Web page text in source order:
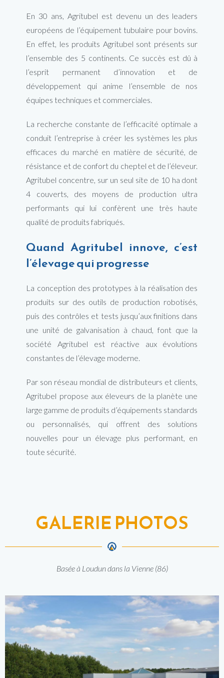
En 30 ans, Agritubel est devenu un des leaders
européens de l’équipement tubulaire pour bovins.
En effet, les produits Agritubel sont présents sur
l’ensemble des 5 continents. Ce succès est dû à
l’esprit permanent d’innovation et de
développement qui anime l’ensemble de nos
équipes techniques et commerciales.
La recherche constante de l’efficacité optimale a
conduit l’entreprise à créer les systèmes les plus
efficaces du marché en matière de sécurité, de
résistance et de confort du cheptel et de l’éleveur.
Agritubel concentre, sur un seul site de 10 ha dont
4 couverts, des moyens de production ultra
performants qui lui confèrent une très haute
qualité de produits fabriqués.
Quand Agritubel innove, c’est
l’élevage qui progresse
La conception des prototypes à la réalisation des
produits sur des outils de production robotisés,
puis des contrôles et tests jusqu’aux finitions dans
une unité de galvanisation à chaud, font que la
société Agritubel est réactive aux évolutions
constantes de l’élevage moderne.
Par son réseau mondial de distributeurs et clients,
Agritubel propose aux éleveurs de la planète une
large gamme de produits d’équipements standards
ou personnalisés, qui offrent des solutions
nouvelles pour un élevage plus performant, en
toute sécurité.
GALERIE PHOTOS
Basée à Loudun dans la Vienne (86)